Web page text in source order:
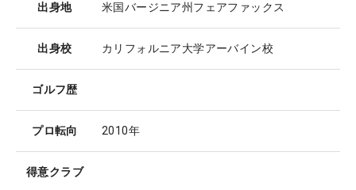
出身地 米国バージニア州フェアファックス
出身校 カリフォルニア大学アーバイン校
ゴルフ歴
プロ転向 2010年
得意クラブ